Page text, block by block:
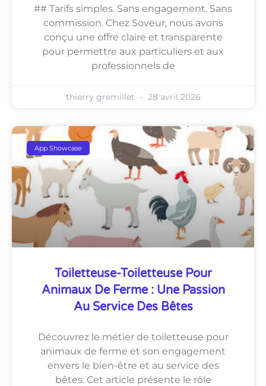
## Tarifs simples. Sans engagement. Sans
commission. Chez Soveur, nous avons
conçu une offre claire et transparente
pour permettre aux particuliers et aux
professionnels de
thierry gremillet 28 avril 2026
App Showcase
Toiletteuse-Toiletteuse Pour
Animaux De Ferme : Une Passion
Au Service Des Bêtes
Découvrez le métier de toiletteuse pour
animaux de ferme et son engagement
envers le bien-être et au service des
bêtes. Cet article présente le rôle